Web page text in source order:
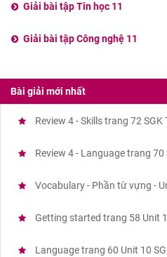
Giải bài tập Tin học 11
Giải bài tập Công nghệ 11
Bài giải mới nhất
Review 4 - Skills trang 72 SGK
Review 4 - Language trang 70
Vocabulary - Phần từ vựng -
Getting started trang 58 Unit
Language trang 60 Unit 10